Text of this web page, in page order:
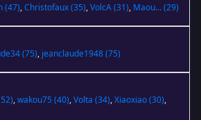
(47),Christofaux(35),VolcA(31), Maou...(29)
(75), jeanclaude1948(75)
,wakou75 (40),Volta (34),Xiaoxiao(30),